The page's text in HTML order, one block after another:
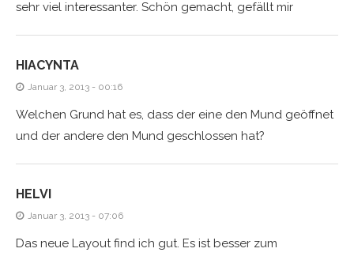
sehr viel interessanter. Schön gemacht, gefällt mir
HIACYNTA
Januar 3, 2013 - 00:16
Welchen Grund hat es, dass der eine den Mund geöffnet
und der andere den Mund geschlossen hat?
HELVI
Januar 3, 2013 - 07:06
Das neue Layout find ich gut. Es ist besser zum